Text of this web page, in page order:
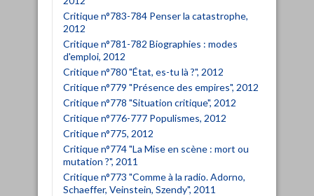
Critique n°783-784 Penser la catastrophe,
2012
Critique n°781-782 Biographies : modes
d'emploi, 2012
Critique n°780 "État, es-tu là ?", 2012
Critique n°779 "Présence des empires", 2012
Critique n°778 "Situation critique", 2012
Critique n°776-777 Populismes, 2012
Critique n°775, 2012
Critique n°774 "La Mise en scène : mort ou
mutation ?", 2011
Critique n°773 "Comme à la radio. Adorno,
Schaeffer, Veinstein, Szendy", 2011